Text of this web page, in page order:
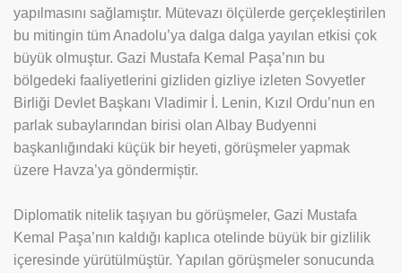
yapılmasını sağlamıştır. Mütevazı ölçülerde gerçekleştirilen
bu mitingin tüm Anadolu’ya dalga dalga yayılan etkisi çok
büyük olmuştur. Gazi Mustafa Kemal Paşa’nın bu
bölgedeki faaliyetlerini gizliden gizliye izleten Sovyetler
Birliği Devlet Başkanı Vladimir İ. Lenin, Kızıl Ordu’nun en
parlak subaylarından birisi olan Albay Budyenni
başkanlığındaki küçük bir heyeti, görüşmeler yapmak
üzere Havza’ya göndermiştir.
Diplomatik nitelik taşıyan bu görüşmeler, Gazi Mustafa
Kemal Paşa’nın kaldığı kaplıca otelinde büyük bir gizlilik
içeresinde yürütülmüştür. Yapılan görüşmeler sonucunda